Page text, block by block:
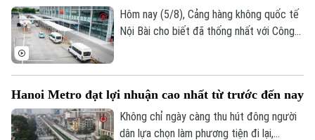
Chuyên mục
Hôm nay (5/8), Cảng hàng không quốc tế
Nội Bài cho biết đã thống nhất với Công
những bất tiện.
Hanoi Metro đạt lợi nhuận cao nhất từ trước đến nay
Không chỉ ngày càng thu hút đông người
dân lựa chọn làm phương tiện đi lại,